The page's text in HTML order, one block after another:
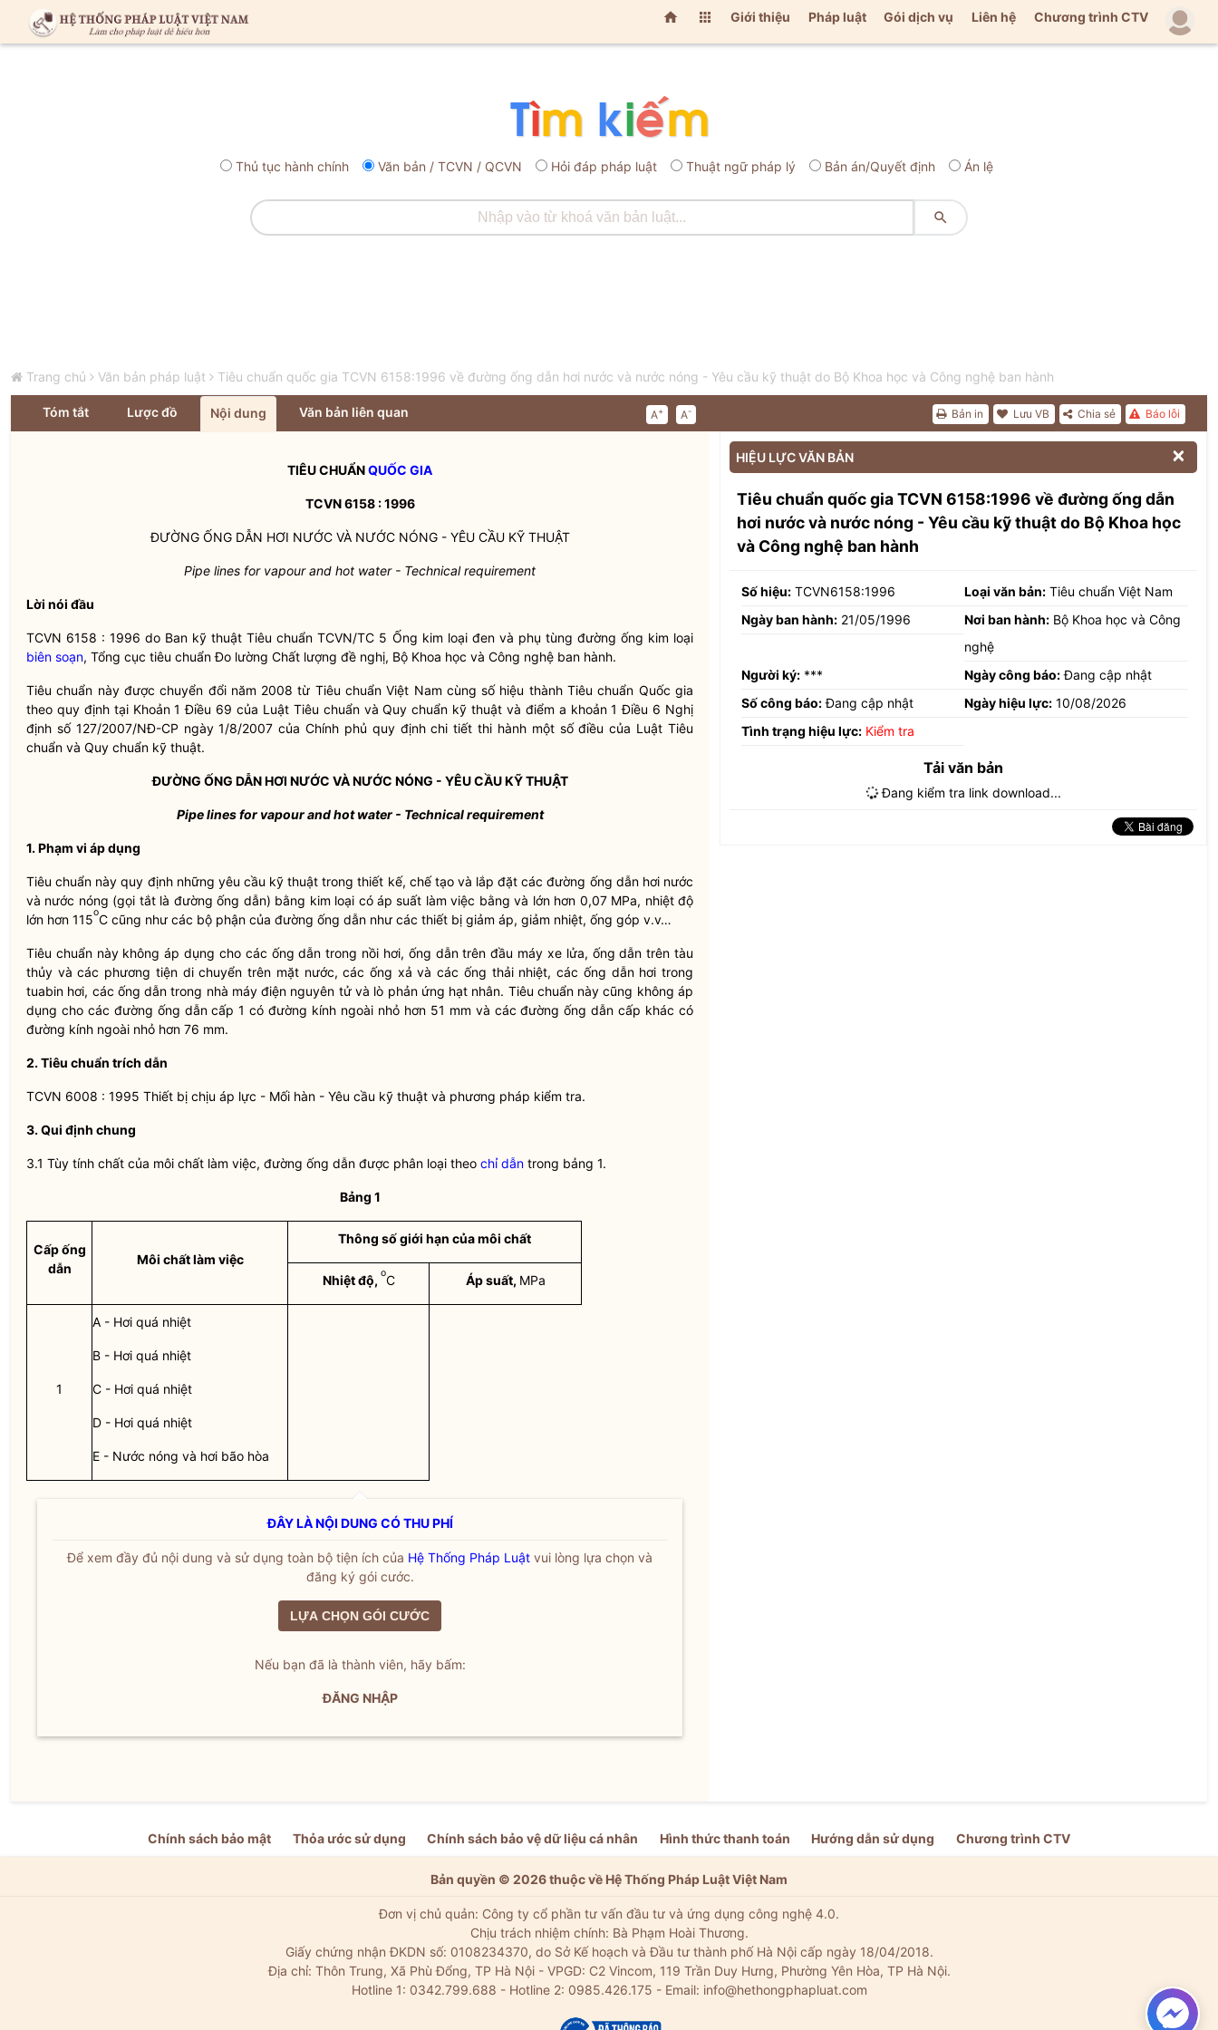
  Giới thiệu Pháp luật Gói dịch vụ Liên hệ Chương trình CTV
Thủ tục hành chính Văn bản / TCVN / QCVN Hỏi đáp pháp luật Thuật ngữ pháp lý Bản án/Quyết định Án lệ

Trang chủ Văn bản pháp luật Tiêu chuẩn quốc gia TCVN 6158:1996 về đường ống dẫn hơi nước và nước nóng - Yêu cầu kỹ thuật do Bộ Khoa học và Công nghệ ban hành
Tóm tắt Lược đồ Nội dung Văn bản liên quan A+ A- Báo lỗi
Chia sẻ
Lưu VB
Bản in
TIÊU CHUẨNQUỐC GIA
TCVN 6158 : 1996
ĐƯỜNG ỐNG DẪN HƠI NƯỚC VÀ NƯỚC NÓNG - YÊU CẦU KỸ THUẬT
Pipe lines for vapour and hot water - Technical requirement
Lời nói đầu
TCVN 6158 : 1996 do Ban kỹ thuật Tiêu chuẩn TCVN/TC 5 Ống kim loại đen và phụ tùng đường ống kim loại
biên soạn, Tổng cục tiêu chuẩn Đo lường Chất lượng đề nghị, Bộ Khoa học và Công nghệ ban hành.
Tiêu chuẩn này được chuyển đổi năm 2008 từ Tiêu chuẩn Việt Nam cùng số hiệu thành Tiêu chuẩn Quốc gia
theo quy định tại Khoản 1 Điều 69 của Luật Tiêu chuẩn và Quy chuẩn kỹ thuật và điểm a khoản 1 Điều 6 Nghị
định số 127/2007/NĐ-CP ngày 1/8/2007 của Chính phủ quy định chi tiết thi hành một số điều của Luật Tiêu
chuẩn và Quy chuẩn kỹ thuật.
ĐƯỜNG ỐNG DẪN HƠI NƯỚC VÀ NƯỚC NÓNG - YÊU CẦU KỸ THUẬT
Pipe lines for vapour and hot water - Technical requirement
1. Phạm vi áp dụng
Tiêu chuẩn này quy định những yêu cầu kỹ thuật trong thiết kế, chế tạo và lắp đặt các đường ống dẫn hơi nước
và nước nóng (gọi tắt là đường ống dẫn) bằng kim loại có áp suất làm việc bằng và lớn hơn 0,07 MPa, nhiệt độ
lớn hơn 115oC cũng như các bộ phận của đường ống dẫn như các thiết bị giảm áp, giảm nhiệt, ống góp v.v…
Tiêu chuẩn này không áp dụng cho các ống dẫn trong nồi hơi, ống dẫn trên đầu máy xe lửa, ống dẫn trên tàu
thủy và các phương tiện di chuyển trên mặt nước, các ống xả và các ống thải nhiệt, các ống dẫn hơi trong
tuabin hơi, các ống dẫn trong nhà máy điện nguyên tử và lò phản ứng hạt nhân. Tiêu chuẩn này cũng không áp
dụng cho các đường ống dẫn cấp 1 có đường kính ngoài nhỏ hơn 51 mm và các đường ống dẫn cấp khác có
đường kính ngoài nhỏ hơn 76 mm.
2. Tiêu chuẩn trích dẫn
TCVN 6008 : 1995 Thiết bị chịu áp lực - Mối hàn - Yêu cầu kỹ thuật và phương pháp kiểm tra.
3. Qui định chung
3.1 Tùy tính chất của môi chất làm việc, đường ống dẫn được phân loại theo chỉ dẫn trong bảng 1.
Bảng 1
Cấp ống
dẫn
Môi chất làm việc
Thông số giới hạn của môi chất
Nhiệt độ, oC Áp suất, MPa
1
A - Hơi quá nhiệt
B - Hơi quá nhiệt
C - Hơi quá nhiệt
D - Hơi quá nhiệt
E - Nước nóng và hơi bão hòa
ĐÂY LÀ NỘI DUNG CÓ THU PHÍ
Để xem đầy đủ nội dung và sử dụng toàn bộ tiện ích của Hệ Thống Pháp Luật vui lòng lựa chọn và
đăng ký gói cước.
LỰA CHỌN GÓI CƯỚC
Nếu bạn đã là thành viên, hãy bấm:
ĐĂNG NHẬP
HIỆU LỰC VĂN BẢN 
Tiêu chuẩn quốc gia TCVN 6158:1996 về đường ống dẫn
hơi nước và nước nóng - Yêu cầu kỹ thuật do Bộ Khoa học
và Công nghệ ban hành
Số hiệu: TCVN6158:1996 Loại văn bản: Tiêu chuẩn Việt Nam
Ngày ban hành: 21/05/1996 Nơi ban hành: Bộ Khoa học và Công
nghệ
Người ký: *** Ngày công báo:Đang cập nhật
Số công báo:Đang cập nhật Ngày hiệu lực: 10/08/2026
Tình trạng hiệu lực: Kiểm tra
Tải văn bản
Đang kiểm tra link download...
Chính sách bảo mật Thỏa ước sử dụng Chính sách bảo vệ dữ liệu cá nhân Hình thức thanh toán Hướng dẫn sử dụng Chương trình CTV
Bản quyền © 2026 thuộc về Hệ Thống Pháp Luật Việt Nam
Đơn vị chủ quản: Công ty cổ phần tư vấn đầu tư và ứng dụng công nghệ 4.0.
Chịu trách nhiệm chính: Bà Phạm Hoài Thương.
Giấy chứng nhận ĐKDN số: 0108234370, do Sở Kế hoạch và Đầu tư thành phố Hà Nội cấp ngày 18/04/2018.
Địa chỉ: Thôn Trung, Xã Phù Đổng, TP Hà Nội - VPGD: C2 Vincom, 119 Trần Duy Hưng, Phường Yên Hòa, TP Hà Nội.
Hotline 1: 0342.799.688 - Hotline 2: 0985.426.175 - Email: info@hethongphapluat.com